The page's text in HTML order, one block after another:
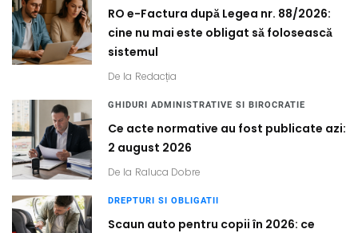
RO e-Factura după Legea nr. 88/2026:
cine nu mai este obligat să folosească
sistemul
De la Redacția
GHIDURI ADMINISTRATIVE SI BIROCRATIE
Ce acte normative au fost publicate azi:
2 august 2026
De la Raluca Dobre
DREPTURI SI OBLIGATII
Scaun auto pentru copii în 2026: ce